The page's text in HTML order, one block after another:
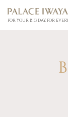
FOR YOUR BIG DAY. FOR